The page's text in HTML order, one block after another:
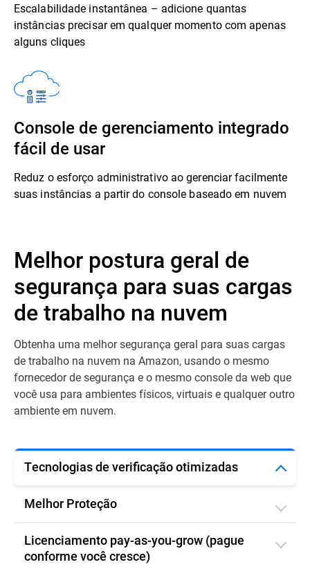
Escalabilidade instantânea – adicione quantas
instâncias precisar em qualquer momento com apenas
alguns cliques
Console de gerenciamento integrado
fácil de usar
Reduz o esforço administrativo ao gerenciar facilmente
suas instâncias a partir do console baseado em nuvem
Melhor postura geral de
segurança para suas cargas
de trabalho na nuvem
Obtenha uma melhor segurança geral para suas cargas
de trabalho na nuvem na Amazon, usando o mesmo
fornecedor de segurança e o mesmo console da web que
você usa para ambientes físicos, virtuais e qualquer outro
ambiente em nuvem.
Tecnologias de verificação otimizadas
Melhor Proteção
Licenciamento pay-as-you-grow (pague
conforme você cresce)